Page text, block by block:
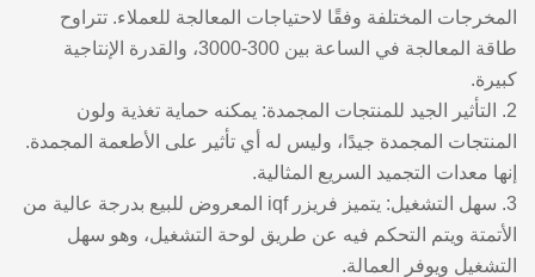
المخرجات المختلفة وفقًا لاحتياجات المعالجة للعملاء. تتراوح
طاقة المعالجة في الساعة بين 300-3000، والقدرة الإنتاجية
كبيرة.
2. التأثير الجيد للمنتجات المجمدة: يمكنه حماية تغذية ولون
المنتجات المجمدة جيدًا، وليس له أي تأثير على الأطعمة المجمدة.
إنها معدات التجميد السريع المثالية.
3. سهل التشغيل: يتميز فريزر iqf المعروض للبيع بدرجة عالية من
الأتمتة ويتم التحكم فيه عن طريق لوحة التشغيل، وهو سهل
التشغيل ويوفر العمالة.